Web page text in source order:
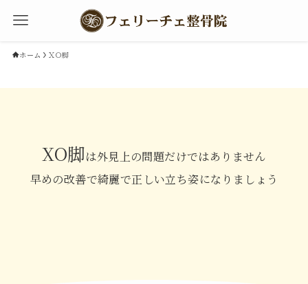
ホーム ＸＯ脚
XO脚は外見上の問題だけではありません
早めの改善で綺麗で正しい立ち姿になりましょう